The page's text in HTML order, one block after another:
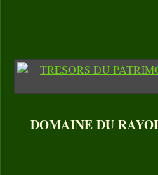
DOMAINE DU